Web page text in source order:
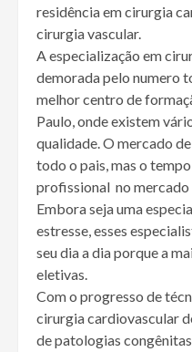
residência em cirurgia
cirurgia vascular.
A especialização em
demorada pelo numero
melhor centro de
Paulo, onde existem
qualidade. O mercado
todo o pais, mas o
profissional no mercado
Embora seja uma
estresse, esses
seu dia a dia porque a
eletivas.
Com o progresso de
cirurgia cardiovascular
de patologias